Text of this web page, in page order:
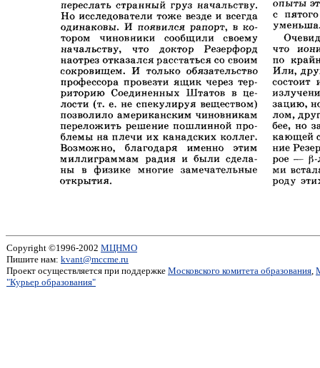
Copyright ©1996-2002 МЦНМО
Пишите нам: kvant@mccme.ru
Проект осуществляется при поддержке Московского комитета образования,
"Курьер образования"